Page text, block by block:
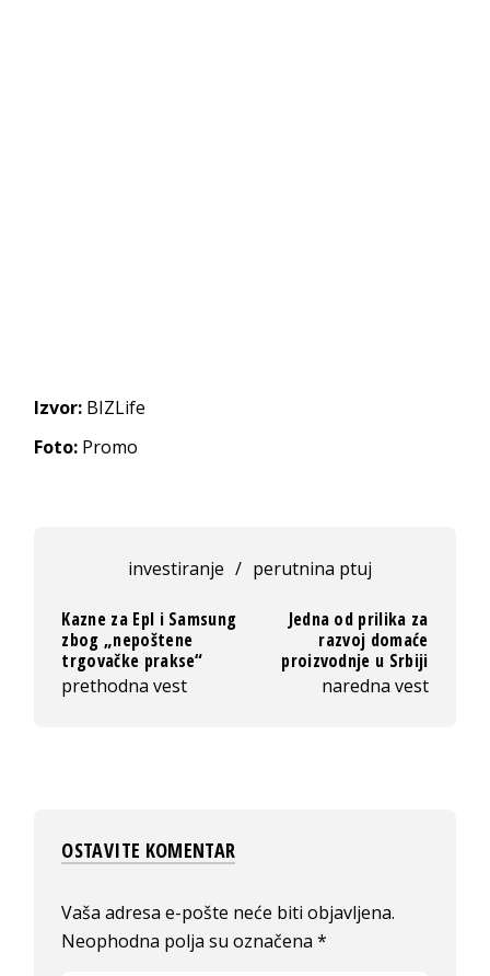
Izvor: BIZLife
Foto: Promo
investiranje / perutnina ptuj
Kazne za Epl i Samsung
zbog „nepoštene
trgovačke prakse“
prethodna vest
Jedna od prilika za
razvoj domaće
proizvodnje u Srbiji
naredna vest
OSTAVITE KOMENTAR
Vaša adresa e-pošte neće biti objavljena.
Neophodna polja su označena*